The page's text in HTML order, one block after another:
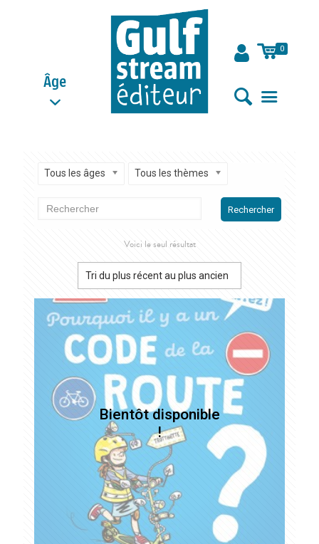
Âge
0
Tous les âges Tous les thèmes
Rechercher
Voici le seul résultat